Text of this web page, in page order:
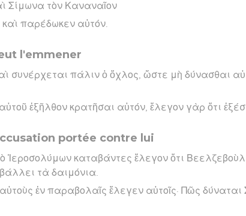
Σίμωνα τὸν Καναναῖον
καὶ παρέδωκεν αὐτόν.
l'emmener
συνέρχεται πάλιν ὁ ὄχλος, ὥστε μὴ δύνασθαι
ἐξῆλθον κρατῆσαι αὐτόν, ἔλεγον γὰρ ὅτι
portée contre lui
Ἱεροσολύμων καταβάντες ἔλεγον ὅτι Βεελζεβοὺλ
τὰ δαιμόνια.
ἐν παραβολαῖς ἔλεγεν αὐτοῖς· Πῶς